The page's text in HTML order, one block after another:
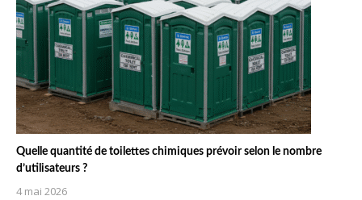
Quelle quantité de toilettes chimiques prévoir selon le nombre
d’utilisateurs ?
4 mai 2026